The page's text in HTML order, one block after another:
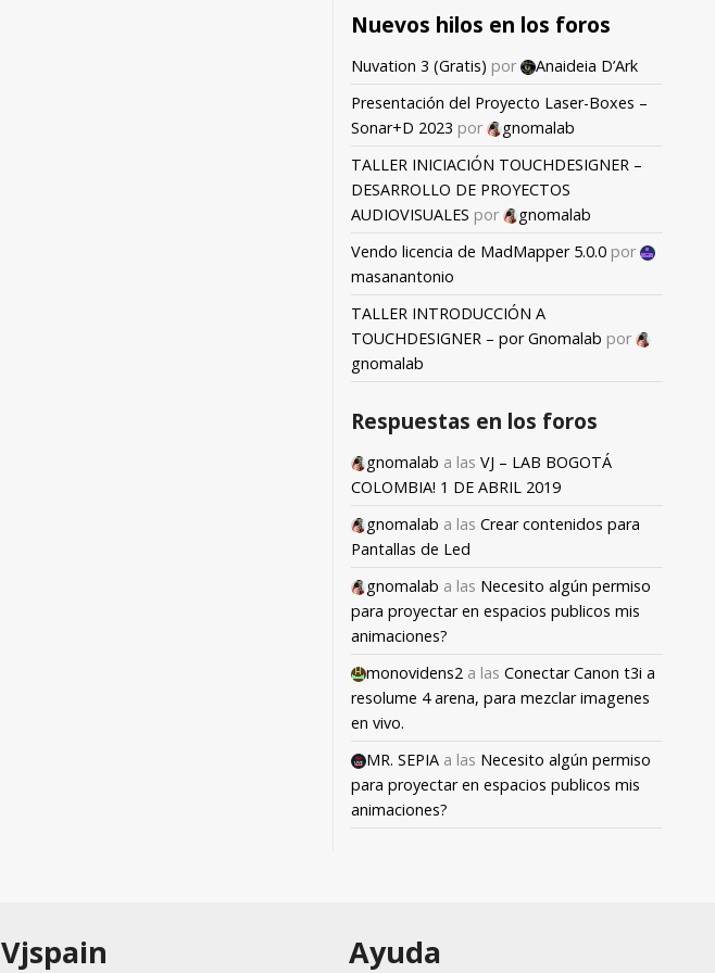
Nuevos hilos en los foros
Nuvation 3 (Gratis) por
Anaideia D’Ark
Presentación del Proyecto Laser-Boxes –
Sonar+D 2023 por
gnomalab
TALLER INICIACIÓN TOUCHDESIGNER –
DESARROLLO DE PROYECTOS
AUDIOVISUALES por
gnomalab
Vendo licencia de MadMapper 5.0.0 por
masanantonio
TALLER INTRODUCCIÓN A
TOUCHDESIGNER – por Gnomalab por
gnomalab
Respuestas en los foros
gnomalab a las VJ – LAB BOGOTÁ
COLOMBIA! 1 DE ABRIL 2019
gnomalab a las Crear contenidos para
Pantallas de Led
gnomalab a las Necesito algún permiso
para proyectar en espacios publicos mis
animaciones?
monovidens2 a las Conectar Canon t3i a
resolume 4 arena, para mezclar imagenes
en vivo.
MR. SEPIA a las Necesito algún permiso
para proyectar en espacios publicos mis
animaciones?
Vjspain Ayuda